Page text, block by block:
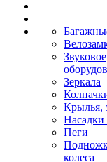
Звуковое
Зеркала
Крылья,
Насадки
Пеги
колеса